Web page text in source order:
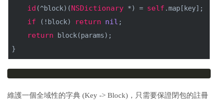
id (^block)(NSDictionary *) = self .map[key];
if (!block) return nil ;
return block(params);
}
維護一個全域性的字典 (Key -> Block)，只需要保證閉包的註冊